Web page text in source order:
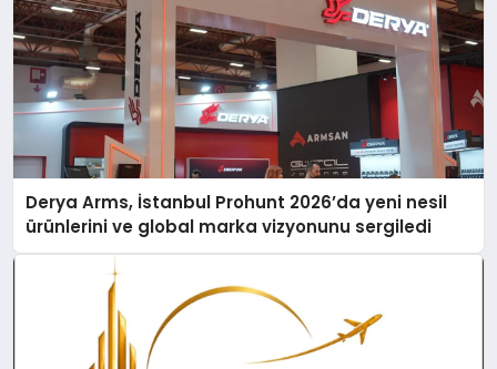
Derya Arms, İstanbul Prohunt 2026’da yeni nesil
ürünlerini ve global marka vizyonunu sergiledi